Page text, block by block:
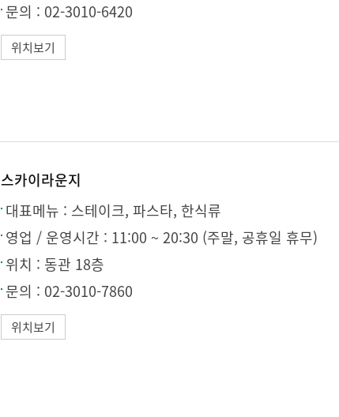
문의 : 02-3010-6420
위치보기
스카이라운지
대표메뉴 : 스테이크, 파스타, 한식류
영업 / 운영시간 : 11:00 ~ 20:30 (주말, 공휴일 휴무)
위치 : 동관 18층
문의 : 02-3010-7860
위치보기